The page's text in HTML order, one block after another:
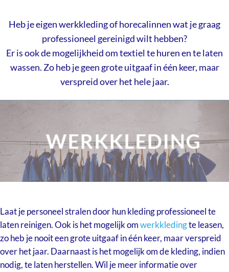
Heb je eigen werkkleding of horecalinnen wat je graag
professioneel gereinigd wilt hebben?
Er is ook de mogelijkheid om textiel te huren en te laten
wassen. Zo heb je geen grote uitgaaf in één keer, maar
verspreid over het hele jaar.
WERKKLEDING
Laat je personeel stralen door hun kleding professioneel te
laten reinigen. Ook is het mogelijk omwerkkledingte leasen,
zo heb je nooit een grote uitgaaf in één keer, maar verspreid
over het jaar. Daarnaast is het mogelijk om de kleding, indien
nodig, te laten herstellen. Wil je meer informatie over